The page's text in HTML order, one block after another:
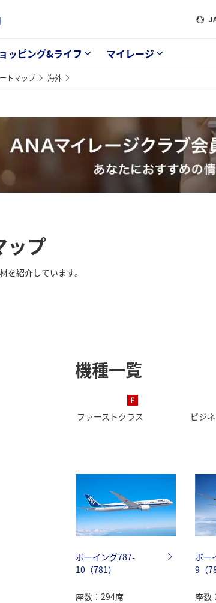
ッピング&ライフ マイレージ
トマップ 海外
ップ
を紹介しています。
機種一覧
ファーストクラス ビジ
ボーイング787-
10（781）
座数：294席
ボー
9（
座数